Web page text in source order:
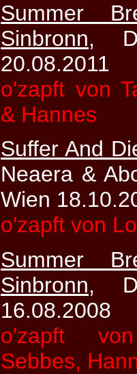
Summer
Sinbronn,
20.08.2011
o'zapft von
& Hannes
Suffer And
Neaera &
Wien
o'zapft von
Summer
Sinbronn,
16.08.2008
o'zapft
Sebbes,